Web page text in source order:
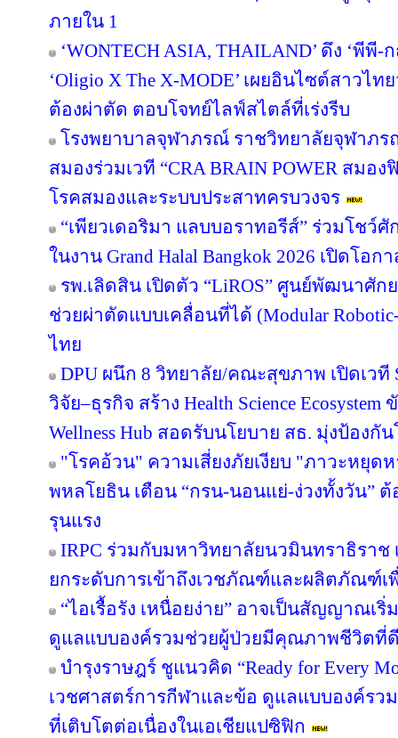
ภายใน 1
‘WONTECH ASIA, THAILAND’ ดึง ‘พีพี
‘Oligio X The X-MODE’ เผยอินไซต์สาวไ
ต้องผ่าตัด ตอบโจทย์ไลฟ์สไตล์ที่เร่งรีบ
โรงพยาบาลจุฬาภรณ์ ราชวิทยาลัยจุฬาภ
สมองร่วมเวที “CRA BRAIN POWER สม
โรคสมองและระบบประสาทครบวงจร
“เพียวเดอริมา แลบบอราทอรีส์” ร่วมโชว์
ในงาน Grand Halal Bangkok 2026 เปิดโอ
รพ.เลิดสิน เปิดตัว “LiROS” ศูนย์พัฒนาศั
ช่วยผ่าตัดแบบเคลื่อนที่ได้ (Modular
ไทย
DPU ผนึก 8 วิทยาลัย/คณะสุขภาพ เปิดเวที
วิจัย–ธุรกิจ สร้าง Health Science
Wellness Hub สอดรับนโยบาย สธ. มุ่งป้องกั
"โรคอ้วน" ความเสี่ยงภัยเงียบ "ภาวะหยุ
พหลโยธิน เตือน “กรน-นอนแย่-ง่วงทั้งวัน”
รุนแรง
IRPC ร่วมกับมหาวิทยาลัยนวมินทราธิราช เ
ยกระดับการเข้าถึงเวชภัณฑ์และผลิตภัณฑ์เ
“ไอเรื้อรัง เหนื่อยง่าย” อาจเป็นสัญญาณเ
ดูแลแบบองค์รวมช่วยผู้ป่วยมีคุณภาพชีวิตที่
บำรุงราษฎร์ ชูแนวคิด “Ready for Every
เวชศาสตร์การกีฬาและข้อ ดูแลแบบองค์รว
ที่เติบโตต่อเนื่องในเอเชียแปซิฟิก